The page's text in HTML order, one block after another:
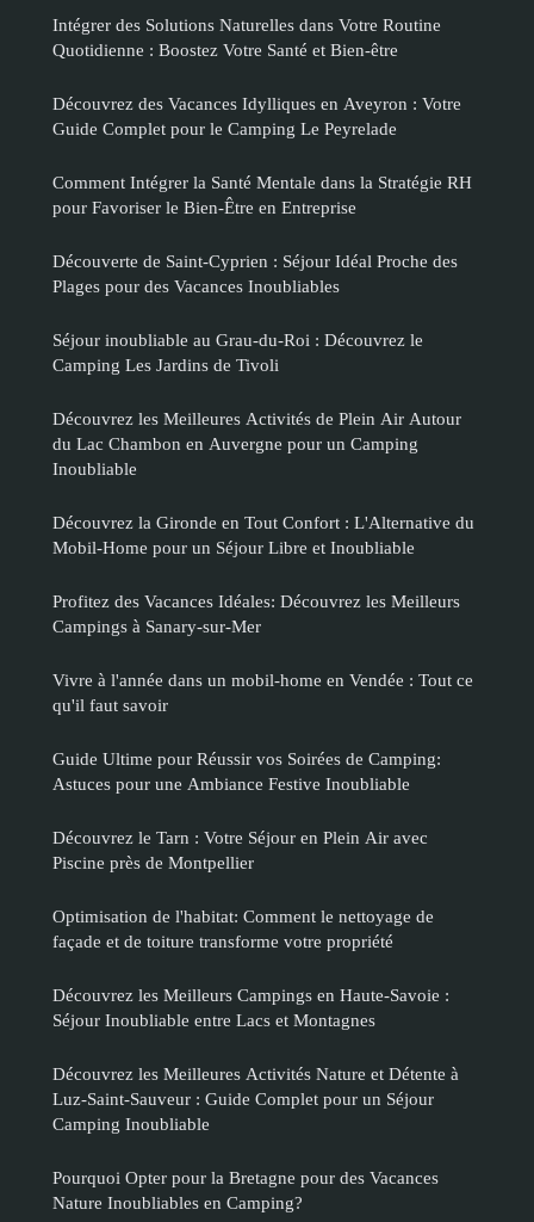
Intégrer des Solutions Naturelles dans Votre Routine
Quotidienne : Boostez Votre Santé et Bien-être
Découvrez des Vacances Idylliques en Aveyron : Votre
Guide Complet pour le Camping Le Peyrelade
Comment Intégrer la Santé Mentale dans la Stratégie RH
pour Favoriser le Bien-Être en Entreprise
Découverte de Saint-Cyprien : Séjour Idéal Proche des
Plages pour des Vacances Inoubliables
Séjour inoubliable au Grau-du-Roi : Découvrez le
Camping Les Jardins de Tivoli
Découvrez les Meilleures Activités de Plein Air Autour
du Lac Chambon en Auvergne pour un Camping
Inoubliable
Découvrez la Gironde en Tout Confort : L'Alternative du
Mobil-Home pour un Séjour Libre et Inoubliable
Profitez des Vacances Idéales: Découvrez les Meilleurs
Campings à Sanary-sur-Mer
Vivre à l'année dans un mobil-home en Vendée : Tout ce
qu'il faut savoir
Guide Ultime pour Réussir vos Soirées de Camping:
Astuces pour une Ambiance Festive Inoubliable
Découvrez le Tarn : Votre Séjour en Plein Air avec
Piscine près de Montpellier
Optimisation de l'habitat: Comment le nettoyage de
façade et de toiture transforme votre propriété
Découvrez les Meilleurs Campings en Haute-Savoie :
Séjour Inoubliable entre Lacs et Montagnes
Découvrez les Meilleures Activités Nature et Détente à
Luz-Saint-Sauveur : Guide Complet pour un Séjour
Camping Inoubliable
Pourquoi Opter pour la Bretagne pour des Vacances
Nature Inoubliables en Camping?